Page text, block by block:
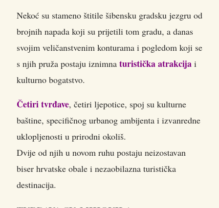
Nekoć su stameno štitile šibensku gradsku jezgru od
brojnih napada koji su prijetili tom gradu, a danas
svojim veličanstvenim konturama i pogledom koji se
s njih pruža postaju iznimna turistička atrakcija i
kulturno bogatstvo.
Četiri tvrđave, četiri ljepotice, spoj su kulturne
baštine, specifičnog urbanog ambijenta i izvanredne
uklopljenosti u prirodni okoliš.
Dvije od njih u novom ruhu postaju neizostavan
biser hrvatske obale i nezaobilazna turistička
destinacija.